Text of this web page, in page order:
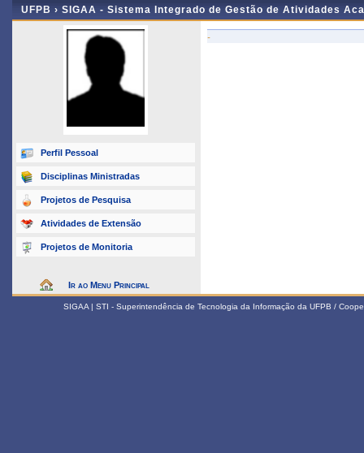
UFPB › SIGAA - Sistema Integrado de Gestão de Atividades
Perfil Pessoal
Disciplinas Ministradas
Projetos de Pesquisa
Atividades de Extensão
Projetos de Monitoria
Ir ao Menu Principal
-
SIGAA | STI - Superintendência de Tecnologia da Informação da UFPB /